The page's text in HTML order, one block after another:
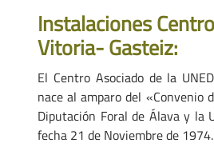
Instalaciones
Vitoria- Gasteiz:
El Centro Asociado de la
nace al amparo del «Convenio
Diputación Foral de Álava y la
fecha 21 de Noviembre de 1974.